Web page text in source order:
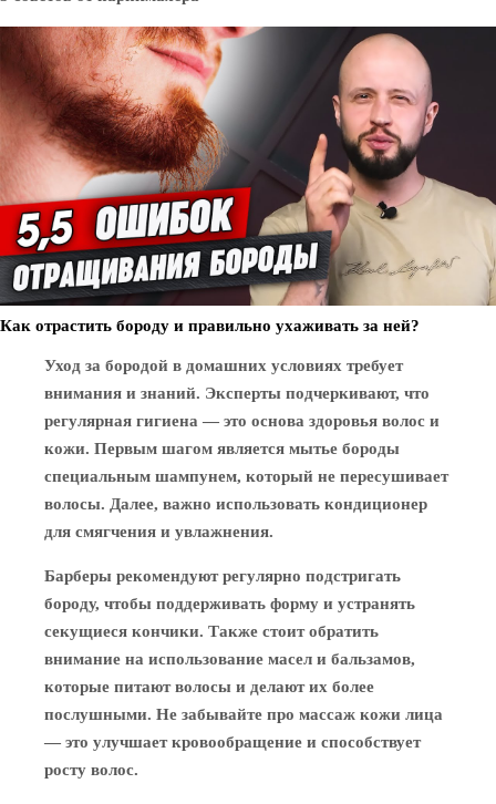
Как отрастить бороду и правильно ухаживать за ней?
Уход за бородой в домашних условиях требует
внимания и знаний. Эксперты подчеркивают, что
регулярная гигиена — это основа здоровья волос и
кожи. Первым шагом является мытье бороды
специальным шампунем, который не пересушивает
волосы. Далее, важно использовать кондиционер
для смягчения и увлажнения.
Барберы рекомендуют регулярно подстригать
бороду, чтобы поддерживать форму и устранять
секущиеся кончики. Также стоит обратить
внимание на использование масел и бальзамов,
которые питают волосы и делают их более
послушными. Не забывайте про массаж кожи лица
— это улучшает кровообращение и способствует
росту волос.